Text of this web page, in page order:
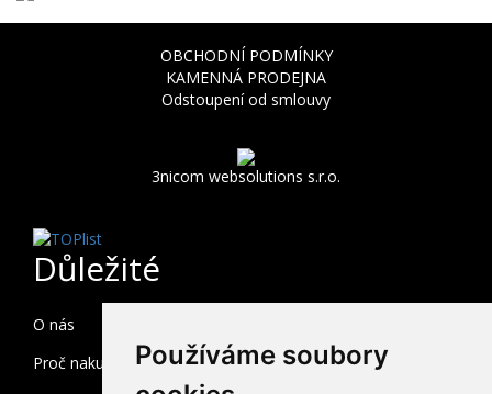
Používáme soubory
OBCHODNÍ PODMÍNKY
KAMENNÁ PRODEJNA
Odstoupení od smlouvy
3nicom websolutions s.r.o.
Důležité
O nás
Proč nakupovat u nás